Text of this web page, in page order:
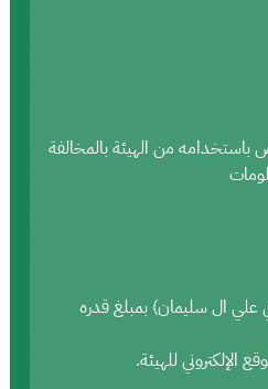
باستخدامه من الهيئة بالمخالفة
ال سليمان) بمبلغ قدره
الإلكتروني للهيئة.